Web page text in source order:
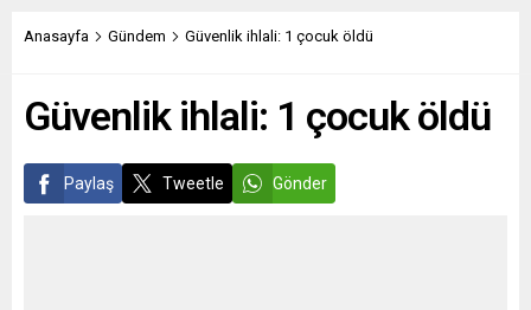
Anasayfa Gündem Güvenlik ihlali: 1 çocuk öldü
Güvenlik ihlali: 1 çocuk öldü
Paylaş Tweetle Gönder